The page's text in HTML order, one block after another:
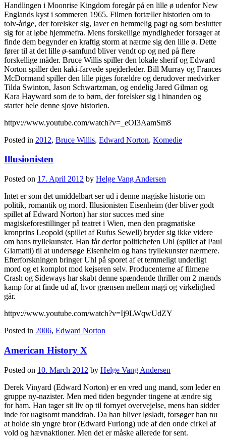
Handlingen i Moonrise Kingdom foregår på en lille ø udenfor New
Englands kyst i sommeren 1965. Filmen fortæller historien om to
tolv-årige, der forelsker sig, laver en hemmelig pagt og som beslutter
sig for at løbe hjemmefra. Mens forskellige myndigheder forsøger at
finde dem begynder en kraftig storm at nærme sig den lille ø. Dette
fører til at det lille ø-samfund bliver vendt op og ned på flere
forskellige måder. Bruce Willis spiller den lokale sherif og Edward
Norton spiller den kaki-farvede spejderleder. Bill Murray og Frances
McDormand spiller den lille piges forældre og derudover medvirker
Tilda Swinton, Jason Schwartzman, og endelig Jared Gilman og
Kara Hayward som de to børn, der forelsker sig i hinanden og
starter hele denne sjove historien.
httpv://www.youtube.com/watch?v=_eOI3AamSm8
Posted in 2012, Bruce Willis, Edward Norton, Komedie
Illusionisten
Posted on 17. April 2012 by Helge Vang Andersen
Intet er som det umiddelbart ser ud i denne magiske historie om
politik, romantik og mord. Illusionisten Eisenheim (der bliver godt
spillet af Edward Norton) har stor succes med sine
magiskeforestillinger på teatret i Wien, men den pragmatiske
kronprins Leopold (spillet af Rufus Sewell) bryder sig ikke videre
om hans tryllekunster. Han får derfor politichefen Uhl (spillet af Paul
Giamatti) til at undersøge Eisenheim og hans tryllekunster nærmere.
Efterforskningen bringer Uhl på sporet af et temmeligt underligt
mord og et komplot mod kejseren selv. Producenterne af filmene
Crash og Sideways har skabt denne spændende thriller om 2 mænds
kamp for at finde ud af, hvor grænsen mellem magi og virkelighed
går.
httpv://www.youtube.com/watch?v=Ij9LWqwUdZY
Posted in 2006, Edward Norton
American History X
Posted on 10. March 2012 by Helge Vang Andersen
Derek Vinyard (Edward Norton) er en vred ung mand, som leder en
gruppe ny-nazister. Men med tiden begynder tingene at ændre sig
for ham. Han tager sit liv op til fornyet overvejelse, mens han sidder
inde for uagtsomt manddrab. Da han bliver løsladt, forsøger han nu
at holde sin yngre bror (Edward Furlong) ude af den onde cirkel af
vold og hævnaktioner. Men det er måske allerede for sent.